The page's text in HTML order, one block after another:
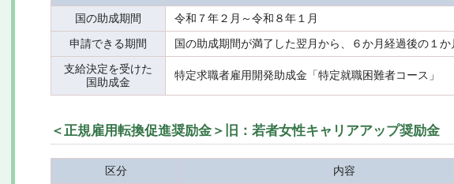
国の助成期間
令和７年２月～令和８年１月
申請できる期間
国の助成期間が満了した翌月から、６か月経過後の１か
支給決定を受けた
国助成金
特定求職者雇用開発助成金「特定就職困難者コース」
＜正規雇用転換促進奨励金＞旧：若者女性キャリアアップ奨励金
区分
内容